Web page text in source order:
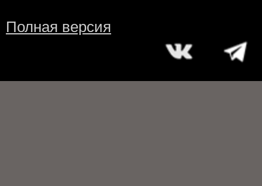
Полная версия